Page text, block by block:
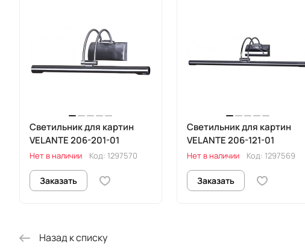
Светильник для картин
VELANTE 206-201-01
Нет в наличии Код: 1297570
Заказать
Светильник для картин
VELANTE 206-121-01
Нет в наличии Код: 1297569
Заказать
Назад к списку